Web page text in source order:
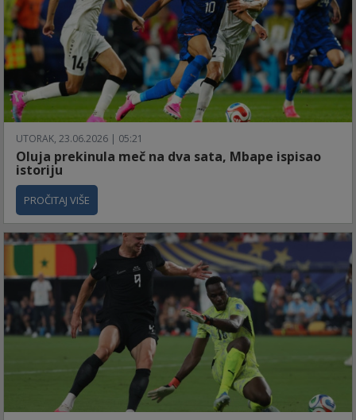
UTORAK, 23.06.2026 | 05:21
Oluja prekinula meč na dva sata, Mbape ispisao
istoriju
PROČITAJ VIŠE